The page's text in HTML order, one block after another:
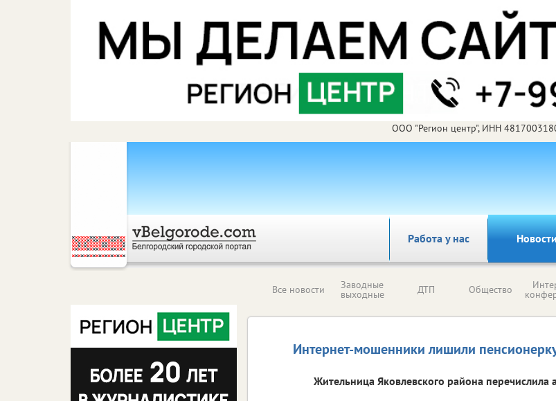
ООО "Регион центр", ИНН
Работа у нас
Все новости Заводные
выходные ДТП Общество
Интернет-мошенники лишили
Жительница Яковлевского района перечислила